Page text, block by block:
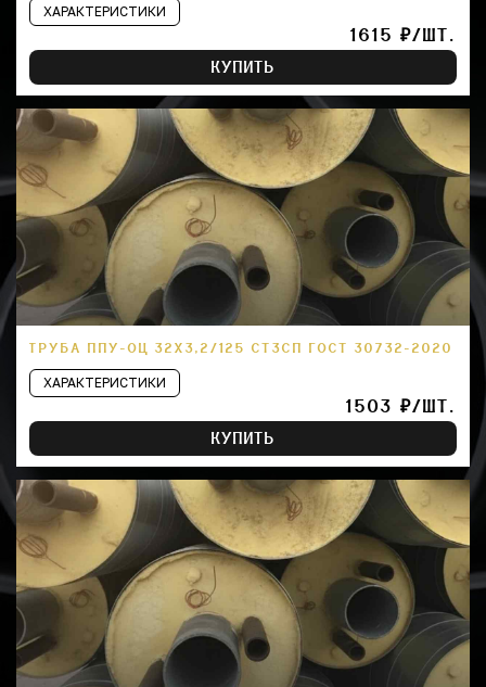
ХАРАКТЕРИСТИКИ
1615 ₽/ШТ.
КУПИТЬ
ТРУБА ППУ-ОЦ 32Х3,2/125 СТ3СП ГОСТ 30732-2020
ХАРАКТЕРИСТИКИ
1503 ₽/ШТ.
КУПИТЬ